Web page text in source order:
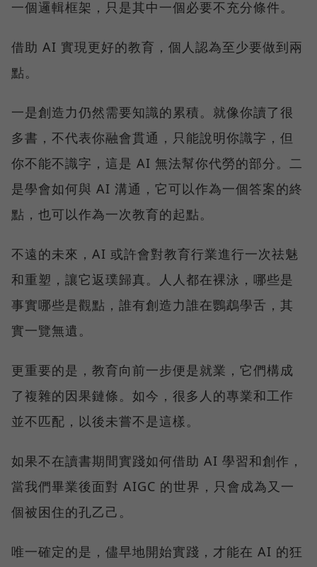
一個邏輯框架，只是其中一個必要不充分條件。
借助 AI 實現更好的教育，個人認為至少要做到兩
點。
一是創造力仍然需要知識的累積。就像你讀了很
多書，不代表你融會貫通，只能說明你識字，但
你不能不識字，這是 AI 無法幫你代勞的部分。二
是學會如何與 AI 溝通，它可以作為一個答案的終
點，也可以作為一次教育的起點。
不遠的未來，AI 或許會對教育行業進行一次祛魅
和重塑，讓它返璞歸真。人人都在裸泳，哪些是
事實哪些是觀點，誰有創造力誰在鸚鵡學舌，其
實一覽無遺。
更重要的是，教育向前一步便是就業，它們構成
了複雜的因果鏈條。如今，很多人的專業和工作
並不匹配，以後未嘗不是這樣。
如果不在讀書期間實踐如何借助 AI 學習和創作，
當我們畢業後面對 AIGC 的世界，只會成為又一
個被困住的孔乙己。
唯一確定的是，儘早地開始實踐，才能在 AI 的狂